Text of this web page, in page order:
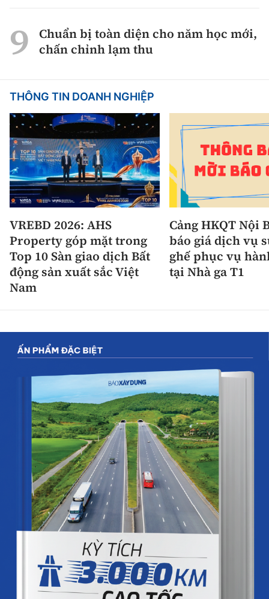
Chuẩn bị toàn diện cho năm học mới,
chấn chỉnh lạm thu
THÔNG TIN DOANH NGHIỆP
VREBD 2026: AHS
Property góp mặt trong
Top 10 Sàn giao dịch Bất
động sản xuất sắc Việt
Nam
Cảng HKQT Nội
báo giá dịch vụ
ghế phục vụ
tại Nhà ga T1